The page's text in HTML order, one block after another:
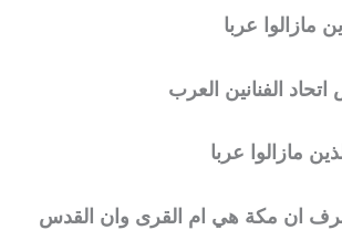
مازالوا عربا
الفنانين العرب
مازالوا عربا
ان مكة هي ام القرى وان القدس